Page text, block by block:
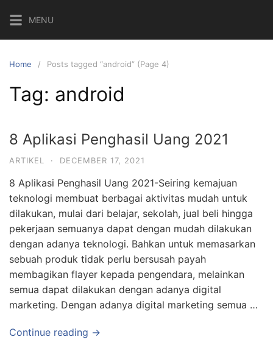
MENU
Home Posts tagged “android” (Page 4)
Tag: android
8 Aplikasi Penghasil Uang 2021
ARTIKEL · DECEMBER 17, 2021
8 Aplikasi Penghasil Uang 2021-Seiring kemajuan
teknologi membuat berbagai aktivitas mudah untuk
dilakukan, mulai dari belajar, sekolah, jual beli hingga
pekerjaan semuanya dapat dengan mudah dilakukan
dengan adanya teknologi. Bahkan untuk memasarkan
sebuah produk tidak perlu bersusah payah
membagikan flayer kepada pengendara, melainkan
semua dapat dilakukan dengan adanya digital
marketing. Dengan adanya digital marketing semua …
Continue reading →